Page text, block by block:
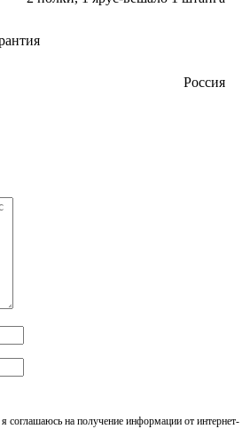
Россия
соглашаюсь на получение информации от интернет-